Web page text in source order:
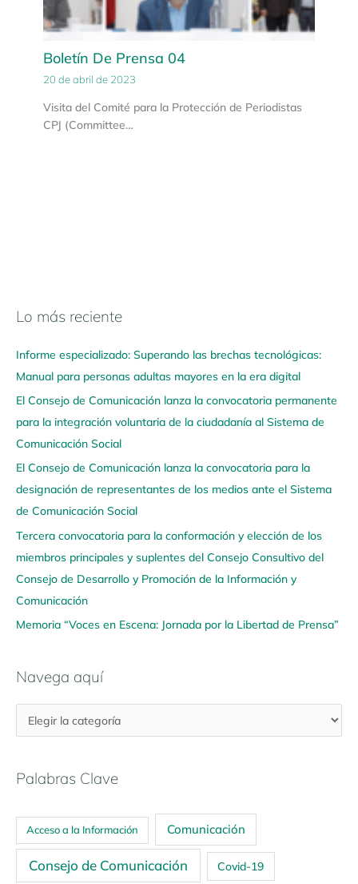
Boletín De Prensa 04
20 de abril de 2023
Visita del Comité para la Protección de Periodistas
CPJ (Committee…
Lo más reciente
Informe especializado: Superando las brechas tecnológicas:
Manual para personas adultas mayores en la era digital
El Consejo de Comunicación lanza la convocatoria permanente
para la integración voluntaria de la ciudadanía al Sistema de
Comunicación Social
El Consejo de Comunicación lanza la convocatoria para la
designación de representantes de los medios ante el Sistema
de Comunicación Social
Tercera convocatoria para la conformación y elección de los
miembros principales y suplentes del Consejo Consultivo del
Consejo de Desarrollo y Promoción de la Información y
Comunicación
Memoria “Voces en Escena: Jornada por la Libertad de Prensa”
Navega aquí
N
v
e
g
a
a
q
u
í
Palabras Clave
Acceso a la Información Comunicación
Consejo de Comunicación Covid-19